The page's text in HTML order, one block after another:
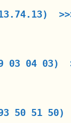
03 04 03)
50 51 50)